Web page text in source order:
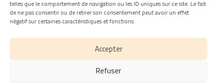
telles que le comportement de navigation ou les ID uniques sur ce site. Le fait
de ne pas consentir ou de retirer son consentement peut avoir un effet
négatif sur certaines caractéristiques et fonctions.
Accepter
Refuser
04 91 90 72 31
CGU & Données personnelles